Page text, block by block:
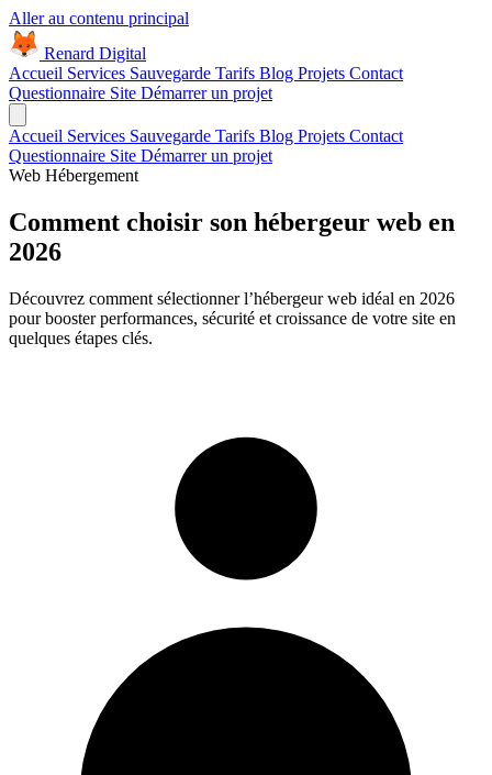
Aller au contenu principal
Renard Digital
Accueil Services Sauvegarde Tarifs Blog Projets Contact
Questionnaire Site Démarrer un projet
Accueil Services Sauvegarde Tarifs Blog Projets Contact
Questionnaire Site Démarrer un projet
Web Hébergement
Comment choisir son hébergeur web en
2026
Découvrez comment sélectionner l’hébergeur web idéal en 2026
pour booster performances, sécurité et croissance de votre site en
quelques étapes clés.